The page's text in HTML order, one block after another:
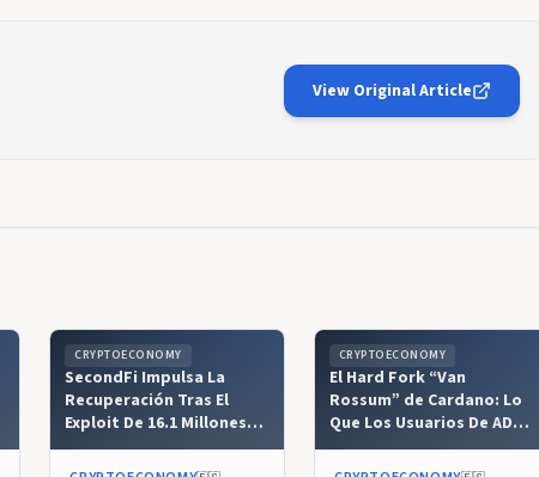
View Original Article
CRYPTOECONOMY
SecondFi Impulsa La
Recuperación Tras El
Exploit De 16.1 Millones
De Cardano (ADA)
CRYPTOECONOMY
El Hard Fork “Van
Rossum” de Cardano: Lo
Que Los Usuarios De ADA
Deben Saber Sobre La
Versión 11